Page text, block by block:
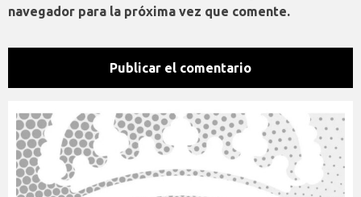
navegador para la próxima vez que comente.